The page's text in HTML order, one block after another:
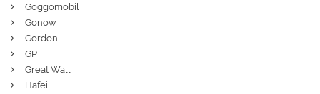
Goggomobil
Gonow
Gordon
GP
Great Wall
Hafei